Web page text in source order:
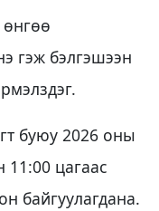
гэж бэлгэшээн
буюу 2026 оны
цагаас
байгуулагдана.